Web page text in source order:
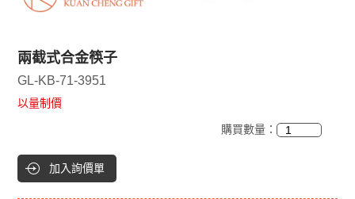
兩截式合金筷子
GL-KB-71-3951
以量制價
購買數量：
加入詢價單